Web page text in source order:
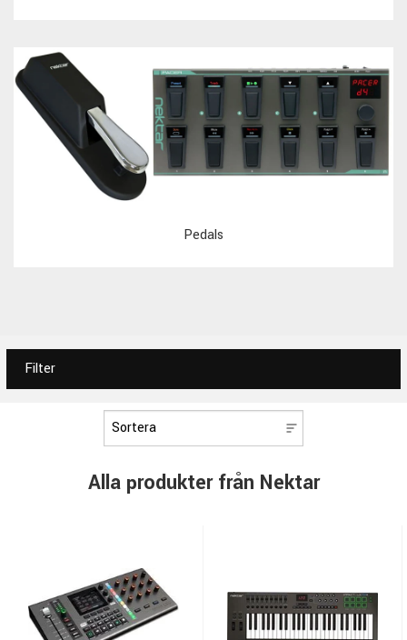
Pedals
Filter
Alla produkter från Nektar